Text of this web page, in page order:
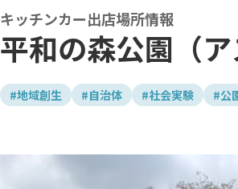
平和の森公園（
キッチンカー出店場所情報
#地域創生 #自治体 #社会実験 #公